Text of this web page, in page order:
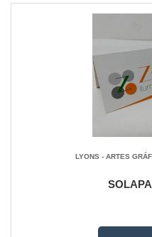
LYONS - ARTES